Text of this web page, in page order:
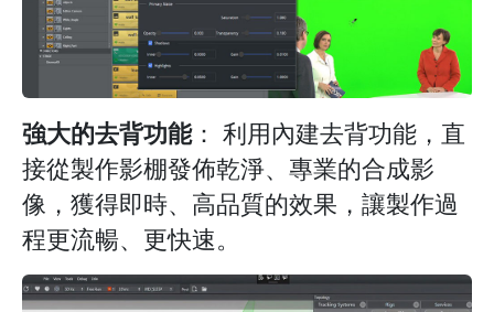
強大的去背功能： 利用內建去背功能，直
接從製作影棚發佈乾淨、專業的合成影
像，獲得即時、高品質的效果，讓製作過
程更流暢、更快速。